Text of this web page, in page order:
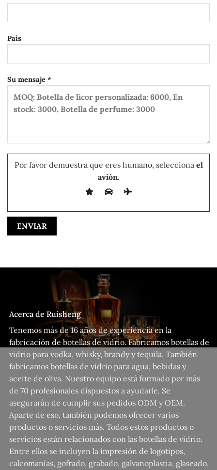
País
Su mensaje *
Por favor demuestra que eres humano, seleccionael
avión.
Acerca de Ruisheng
Tenemos más de 16 años de experiencia en la
fabricación de botellas de vidrio. Fabricamos botellas de
vidrio para vodka, whisky, brandy y tequila. También
fabricamos botellas de vidrio para agua, bebidas y
aceite de oliva. Nuestro equipo está formado por más
de 70 profesionales dispuestos a ayudarle. Se
asegurarán de cumplir sus pedidos ODM y OEM.
Aparte de eso, también podemos ofrecer varios
productos o servicios más. Todos estos productos o
servicios están relacionados con las botellas de vidrio.
Entre ellos se incluyen la impresión de logotipos,
calcomanías, gofrado, grabado, galvanoplastia, glaseado,